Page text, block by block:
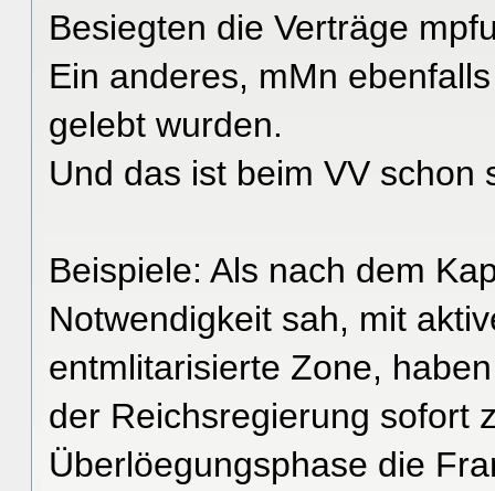
Besiegten die Verträge
Ein anderes, mMn
gelebt wurden.
Und das ist beim VV schon
Beispiele: Als nach dem
Notwendigkeit sah, mit
entmlitarisierte Zone,
der Reichsregierung sofort
Überlöegungsphase die